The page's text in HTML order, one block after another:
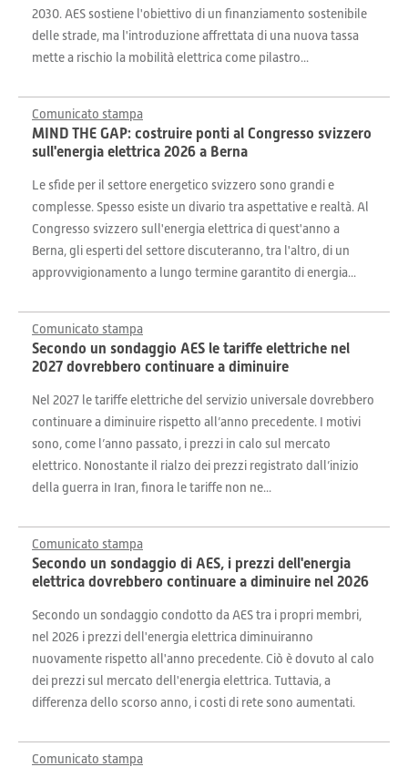
2030. AES sostiene l'obiettivo di un finanziamento sostenibile
delle strade, ma l'introduzione affrettata di una nuova tassa
mette a rischio la mobilità elettrica come pilastro...
Comunicato stampa
MIND THE GAP: costruire ponti al Congresso svizzero
sull'energia elettrica 2026 a Berna
Le sfide per il settore energetico svizzero sono grandi e
complesse. Spesso esiste un divario tra aspettative e realtà. Al
Congresso svizzero sull'energia elettrica di quest'anno a
Berna, gli esperti del settore discuteranno, tra l'altro, di un
approvvigionamento a lungo termine garantito di energia...
Comunicato stampa
Secondo un sondaggio AES le tariffe elettriche nel
2027 dovrebbero continuare a diminuire
Nel 2027 le tariffe elettriche del servizio universale dovrebbero
continuare a diminuire rispetto all’anno precedente. I motivi
sono, come l’anno passato, i prezzi in calo sul mercato
elettrico. Nonostante il rialzo dei prezzi registrato dall’inizio
della guerra in Iran, finora le tariffe non ne...
Comunicato stampa
Secondo un sondaggio di AES, i prezzi dell'energia
elettrica dovrebbero continuare a diminuire nel 2026
Secondo un sondaggio condotto da AES tra i propri membri,
nel 2026 i prezzi dell'energia elettrica diminuiranno
nuovamente rispetto all'anno precedente. Ciò è dovuto al calo
dei prezzi sul mercato dell'energia elettrica. Tuttavia, a
differenza dello scorso anno, i costi di rete sono aumentati.
Comunicato stampa